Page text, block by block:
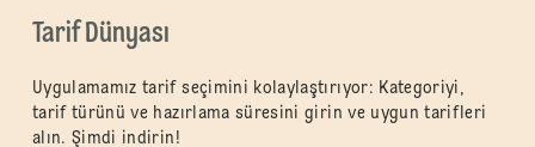
Tarif Dünyası
Uygulamamız tarif seçimini kolaylaştırıyor: Kategoriyi,
tarif türünü ve hazırlama süresini girin ve uygun tarifleri
alın. Şimdi indirin!